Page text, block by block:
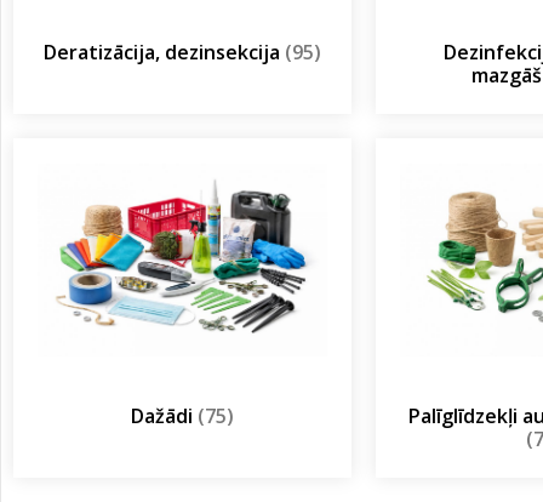
Deratizācija, dezinsekcija (95)
Dažādi (75)
Palīglīdzekļi